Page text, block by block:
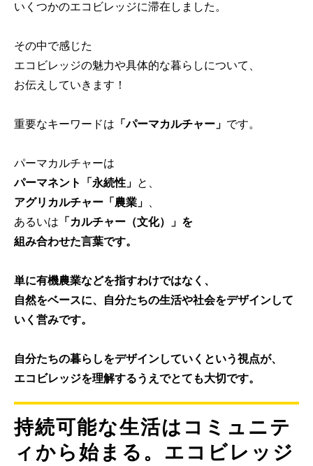
いくつかのエコビレッジに滞在しました。
その中で感じた
エコビレッジの魅力や具体的な暮らしについて、
お伝えしていきます！
重要なキーワードは 「パーマカルチャー」 です。
パーマカルチャーは
パーマネント「永続性」 と、
アグリカルチャー「農業」
あるいは 「カルチャー（文化）」 を
組み合わせた言葉です。
単に有機農業などを指すわけではなく、
自然をベースに、自分たちの生活や社会をデザインして
いく営みです。
自分たちの暮らしをデザインしていく という視点が、
エコビレッジを理解するうえでとても大切です。
持続可能な生活はコミュニテ
ィから始まる。エコビレッジ